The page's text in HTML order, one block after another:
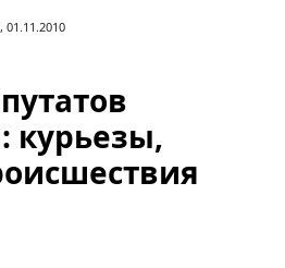
01.11.2010
курьезы,